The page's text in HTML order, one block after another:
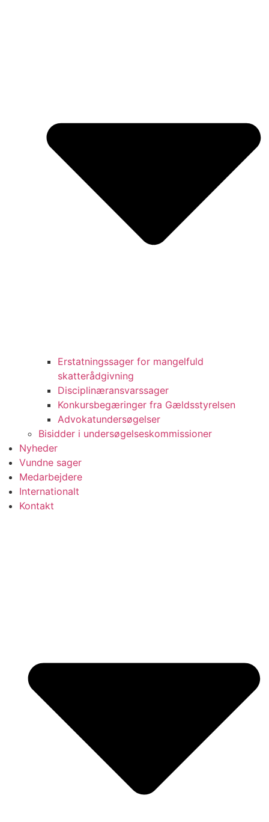
Erstatningssager for mangelfuld
skatterådgivning
Disciplinæransvarssager
Konkursbegæringer fra Gældsstyrelsen
Advokatundersøgelser
Bisidder i undersøgelseskommissioner
Nyheder
Vundne sager
Medarbejdere
Internationalt
Kontakt